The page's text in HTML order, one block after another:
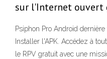
sur l'Internet ouvert
Psiphon Pro Android
Installer l'APK. Accédez à
le RPV gratuit avec une